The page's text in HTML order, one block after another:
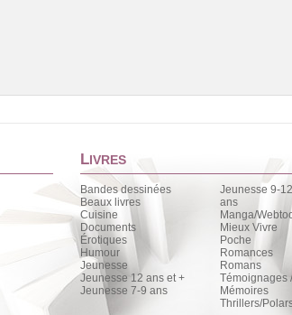
Chargement de la liste
LIVRES
Bandes dessinées
Beaux livres
Cuisine
Documents
Érotiques
Humour
Jeunesse
Jeunesse 12 ans et +
Jeunesse 7-9 ans
Jeunesse 9-12
ans
Manga/
Mieux Vivre
Poche
Romances
Romans
Témoignages /
Mémoires
Thrillers/